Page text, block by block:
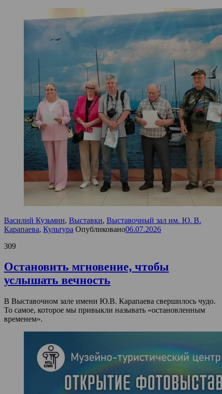
Василий Кузьмин, Выставки, Выставочный зал им. Ю. В.
Карапаева, Культура Опубликовано06.07.2026
309
Остановить мгновение, чтобы
услышать вечность
В Выставочном зале имени Ю.В. Карапаева свершилось чудо.
То самое, которое мы привыкли называть «остановленным
временем».